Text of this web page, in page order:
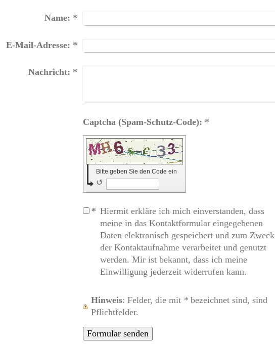
Name: *
E-Mail-Adresse: *
Nachricht: *
Captcha (Spam-Schutz-Code): *
Bitte geben Sie den Code ein
↺
* Hiermit erkläre ich mich einverstanden, dass
meine in das Kontaktformular eingegebenen
Daten elektronisch gespeichert und zum Zweck
der Kontaktaufnahme verarbeitet und genutzt
werden. Mir ist bekannt, dass ich meine
Einwilligung jederzeit widerrufen kann.
Hinweis : Felder, die mit * bezeichnet sind, sind
Pflichtfelder.